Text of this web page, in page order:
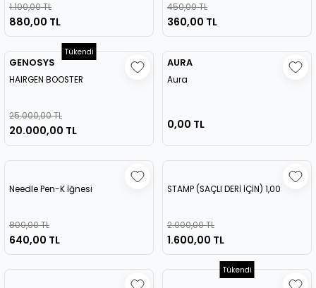
1.100,00 TL
880,00 TL
450,00 TL
360,00 TL
Tükendi
GENOSYS
HAIRGEN BOOSTER
25.000,00 TL
20.000,00 TL
AURA
Aura
0,00 TL
Needle Pen-K İğnesi
800,00 TL
640,00 TL
STAMP (SAÇLI DERİ İÇİN) 1,00
2.000,00 TL
1.600,00 TL
Tükendi